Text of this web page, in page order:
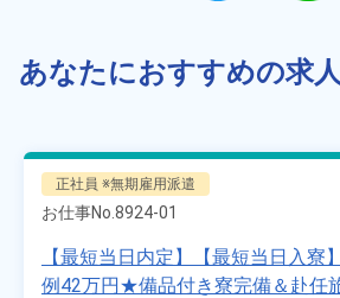
あなたにおすすめの求人
正社員 ※無期雇用派遣
お仕事No. 8924-01
【最短当日内定】【最短当日入寮
例42万円★備品付き寮完備＆赴任